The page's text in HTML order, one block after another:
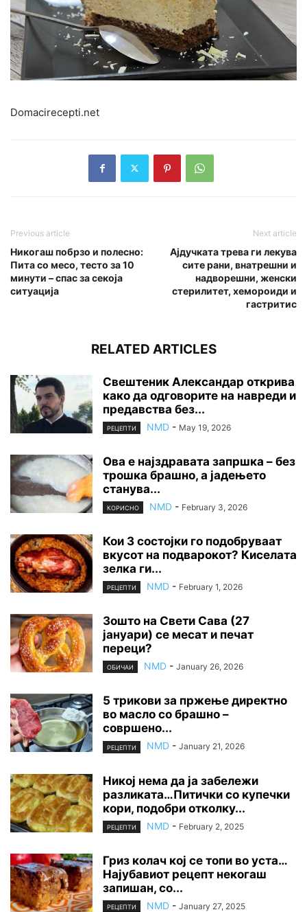
Domacirecepti.net
Previous article
Никогаш побрзо и полесно:
Пита со месо, тесто за 10
минути – спас за секоја
ситуација
Next article
Ајдучката трева ги лекува
сите рани, внатрешни и
надворешни, женски
стерилитет, хемороиди и
гастритис
RELATED ARTICLES
Свештеник Александар открива
како да одговорите на навреди и
предавства без...
РЕЦЕПТИ NMD - May 19, 2026
Ова е најздравата запршка – без
трошка брашно, а јадењето
станува...
КОРИСНО NMD - February 3, 2026
Кои 3 состојки го подобруваат
вкусот на подварокот? Киселата
зелка ги...
РЕЦЕПТИ NMD - February 1, 2026
Зошто на Свети Сава (27
јануари) се месат и печат
переци?
ОБИЧАИ NMD - January 26, 2026
5 трикови за пржење директно
во масло со брашно –
совршено...
РЕЦЕПТИ NMD - January 21, 2026
Никој нема да ја забележи
разликата…Питички со купечки
кори, подобри отколку...
РЕЦЕПТИ NMD - February 2, 2025
Гриз колач кој се топи во уста…
Најубавиот рецепт некогаш
запишан, со...
РЕЦЕПТИ NMD - January 27, 2025